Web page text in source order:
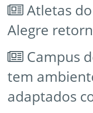
Atletas
Alegre
Campus
tem
adaptados